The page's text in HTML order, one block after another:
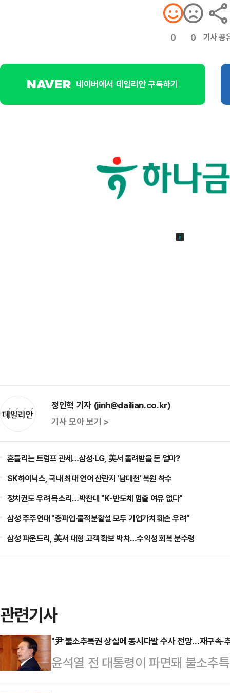
0 0 기사 공
네이버에서 데일리안 구독하기
정인혁 기자 (jinh@dailian.co.kr)
기사 모아 보기 >
흔들리는 트럼프 관세…삼성·LG, 美서 돌려받을 돈 얼마?
SK하이닉스, 국내 최대 연어 산란지 '남대천' 복원 착수
정치권도 우려 목소리…박찬대 "K-반도체 멈출 여유 없다"
삼성 주주연대 "총파업·물적분할설 모두 기업가치 훼손 우려"
삼성 파운드리, 美서 대형 고객 확보 박차…수익성 회복 분수령
관련기사
"尹 불소추특권 상실에 동시다발 수사 전망…재구속
윤석열 전 대통령이 파면돼 불소추
을 검토하는 등 비상계엄 관련 수사